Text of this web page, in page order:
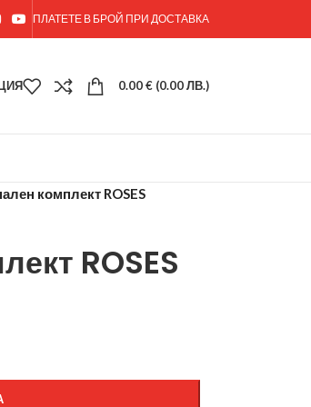
ПЛАТЕТЕ В БРОЙ ПРИ ДОСТАВКА
0.00€ (0.00 ЛВ.)
комплект ROSES
ROSES